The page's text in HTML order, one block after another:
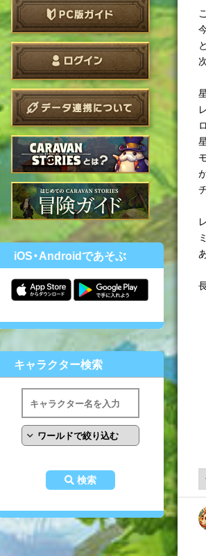
iOS・Androidであそぶ
キャラクター検索
検索